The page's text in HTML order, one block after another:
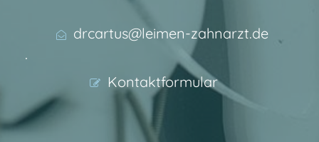
drcartus@leimen-zahnarzt.de
·
Kontaktformular